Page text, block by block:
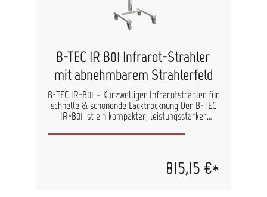
B-TEC IR B01 Infrarot-Strahler
mit abnehmbarem Strahlerfeld
B-TEC IR-B01 – Kurzwelliger Infrarotstrahler für
schnelle & schonende Lacktrocknung Der B-TEC
IR-B01 ist ein kompakter, leistungsstarker
Trocknung von Lacken, Füllern und
ermöglicht er auch das gezielte Trocknen
schwer erreichbarer Stellen – ideal für
815,15 €*